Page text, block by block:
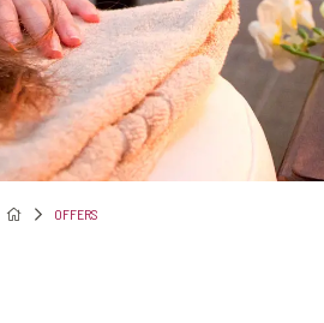
OFFERS